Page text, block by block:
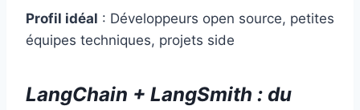
Profil idéal : Développeurs open source, petites
équipes techniques, projets side
LangChain + LangSmith : du